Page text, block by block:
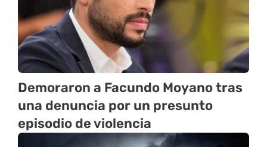
Demoraron a Facundo Moyano tras
una denuncia por un presunto
episodio de violencia